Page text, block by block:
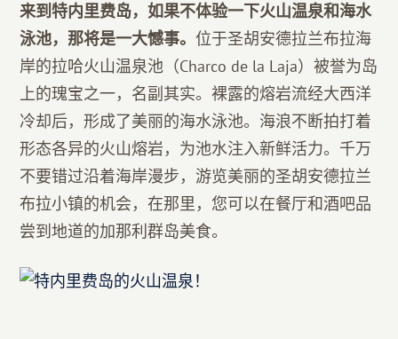
Благотворительность
来到特内里费岛，如果不体验一下火山温泉和海水
泳池，那将是一大憾事。 位于圣胡安德拉兰布拉海
岸的拉哈火山温泉池（Charco de la Laja）被誉为岛
上的瑰宝之一，名副其实。裸露的熔岩流经大西洋
冷却后，形成了美丽的海水泳池。 海浪不断拍打着
形态各异的火山熔岩，为池水注入新鲜活力。千万
不要错过沿着海岸漫步，游览美丽的圣胡安德拉兰
布拉小镇的机会，在那里，您可以在餐厅和酒吧品
尝到地道的加那利群岛美食。